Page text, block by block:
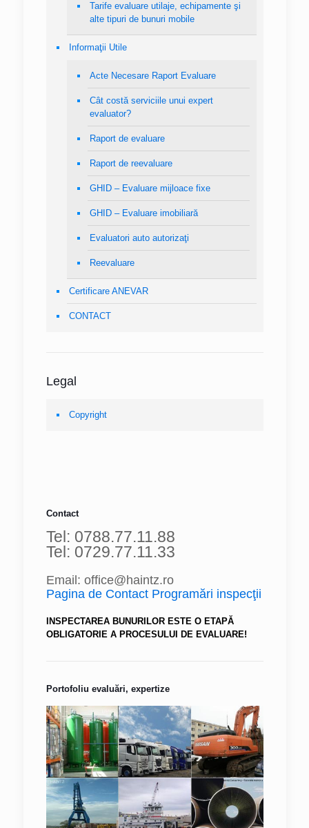
Tarife evaluare utilaje, echipamente şi
alte tipuri de bunuri mobile
Informaţii Utile
Acte Necesare Raport Evaluare
Cât costă serviciile unui expert
evaluator?
Raport de evaluare
Raport de reevaluare
GHID – Evaluare mijloace fixe
GHID – Evaluare imobiliară
Evaluatori auto autorizaţi
Reevaluare
Certificare ANEVAR
CONTACT
Legal
Copyright
Contact
Tel: 0788.77.11.88
Tel: 0729.77.11.33
Email: office@haintz.ro
Pagina de Contact Programări inspecţii
INSPECTAREA BUNURILOR ESTE O ETAPĂ
OBLIGATORIE A PROCESULUI DE EVALUARE!
Portofoliu evaluări, expertize